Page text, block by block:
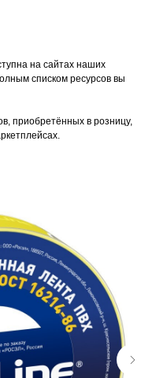
на сайтах наших
списком ресурсов вы
приобретённых в розницу,